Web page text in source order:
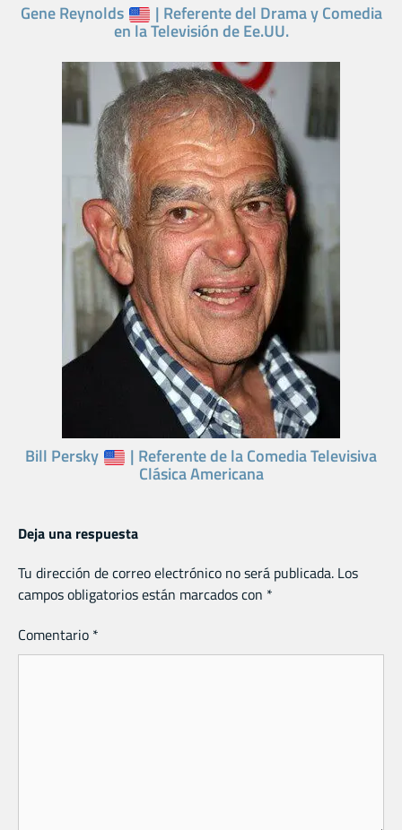
Gene Reynolds | Referente del Drama y Comedia
en la Televisión de Ee.UU.
Bill Persky | Referente de la Comedia Televisiva
Clásica Americana
Deja una respuesta
Tu dirección de correo electrónico no será publicada. Los
campos obligatorios están marcados con *
Comentario *